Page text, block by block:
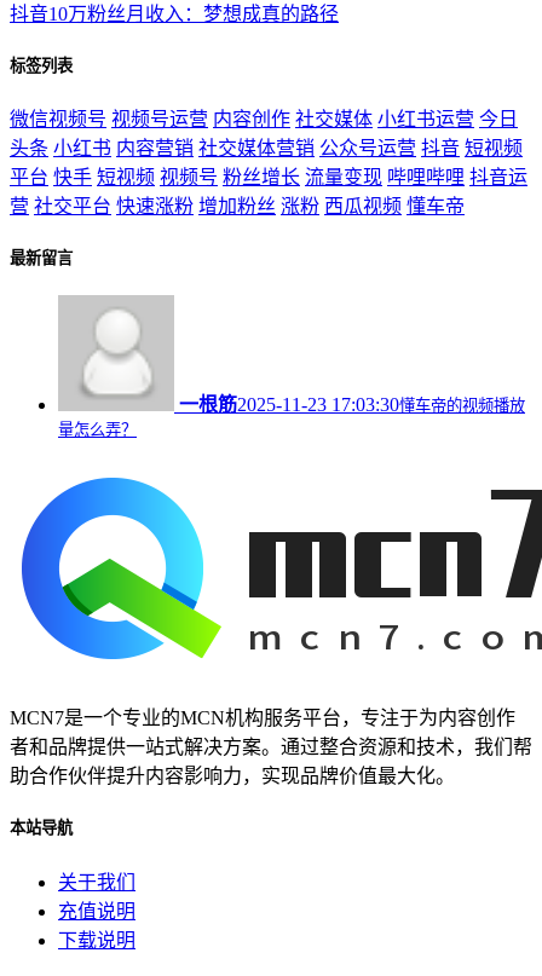
抖音10万粉丝月收入：梦想成真的路径
标签列表
微信视频号 视频号运营 内容创作 社交媒体 小红书运营 今日
头条 小红书 内容营销 社交媒体营销 公众号运营 抖音 短视频
平台 快手 短视频 视频号 粉丝增长 流量变现 哔哩哔哩 抖音运
营 社交平台 快速涨粉 增加粉丝 涨粉 西瓜视频 懂车帝
最新留言
一根筋2025-11-23 17:03:30懂车帝的视频播放
量怎么弄？
MCN7是一个专业的MCN机构服务平台，专注于为内容创作
者和品牌提供一站式解决方案。通过整合资源和技术，我们帮
助合作伙伴提升内容影响力，实现品牌价值最大化。
本站导航
关于我们
充值说明
下载说明